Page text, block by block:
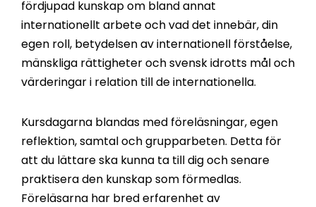
fördjupad kunskap om bland annat
internationellt arbete och vad det innebär, din
egen roll, betydelsen av internationell förståelse,
mänskliga rättigheter och svensk idrotts mål och
värderingar i relation till de internationella.
Kursdagarna blandas med föreläsningar, egen
reflektion, samtal och grupparbeten. Detta för
att du lättare ska kunna ta till dig och senare
praktisera den kunskap som förmedlas.
Föreläsarna har bred erfarenhet av